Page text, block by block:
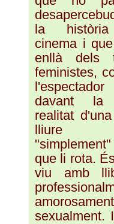
la
cinema i
enllà dels
feministes,
l'espectador
davant la
realitat
lliure
que li rota.
viu amb
sexualment.